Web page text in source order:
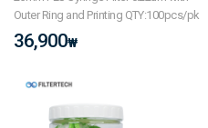
Outer Ring and Printing QTY:100pcs/pk
36,900₩